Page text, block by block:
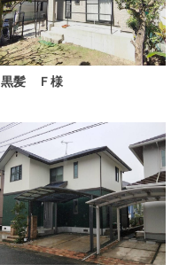
黒髪 Ｆ様